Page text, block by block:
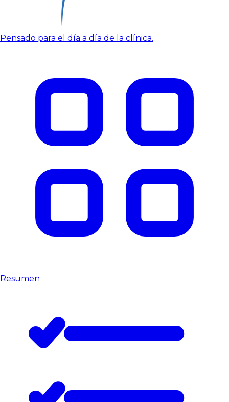
Pensado para el día a día de la clínica.
Resumen